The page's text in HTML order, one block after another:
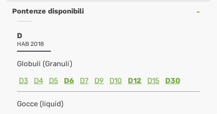
Pontenze disponibili
D
HAB 2018
Globuli (Granuli)
D3
D4 D5 D6 D7 D9 D10 D12 D15 D30
Gocce (liquid)